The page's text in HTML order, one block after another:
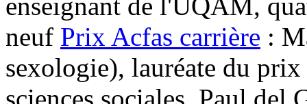
neuf Prix Acfas carrière :
sexologie), lauréate du
sciences sociales, Paul del